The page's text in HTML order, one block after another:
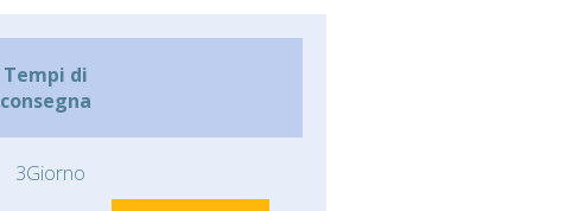
Tempi di
consegna
3Giorno